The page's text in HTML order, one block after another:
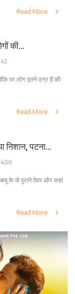
Read More
की...
पर लोग इतने उग्र हैं की
Read More
निशान, पटना...
के वो पुराने तेवर और कहां
Read More